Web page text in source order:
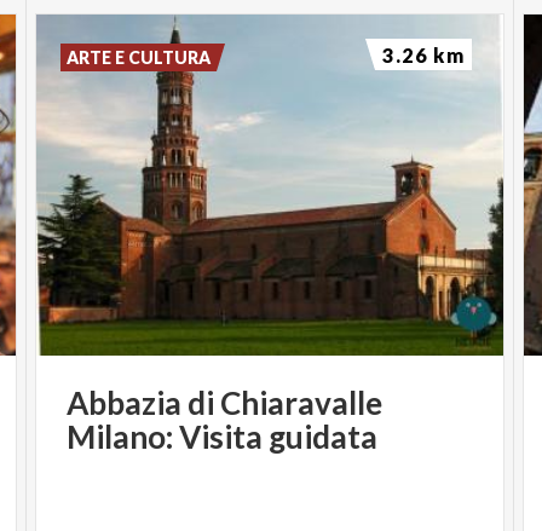
Abbazia di Chiaravalle
Milano:Visita guidata
ARTE E CULTURA 3.26 km